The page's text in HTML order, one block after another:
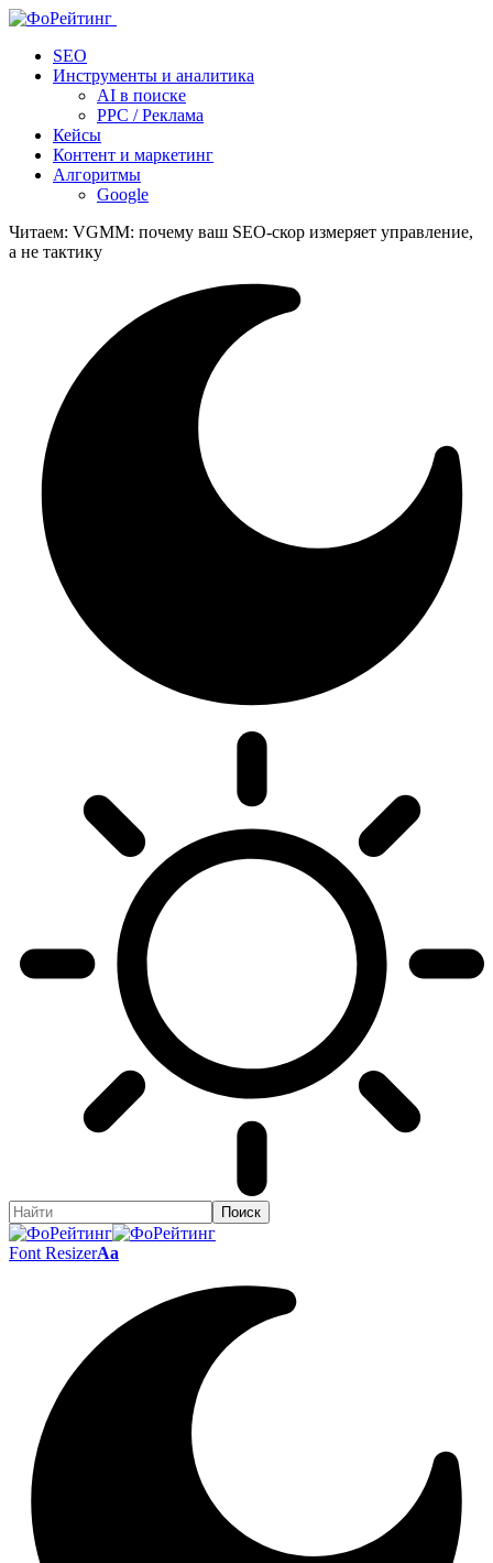
SEO
Инструменты и аналитика
AI в поиске
PPC / Реклама
Кейсы
Контент и маркетинг
Алгоритмы
Google
Читаем: VGMM: почему ваш SEO‑скор измеряет управление,
а не тактику
Font ResizerAa